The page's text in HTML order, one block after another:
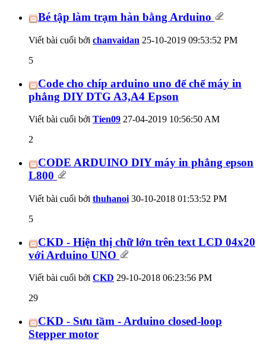
Bé tập làm trạm hàn bằng Arduino
Viết bài cuối bởi chanvaidan 25-10-2019 09:53:52 PM
5
Code cho chíp arduino uno để chế máy in
phẳng DIY DTG A3,A4 Epson
Viết bài cuối bởi Tien09 27-04-2019 10:56:50 AM
2
CODE ARDUINO DIY máy in phẳng epson
L800
Viết bài cuối bởi thuhanoi 30-10-2018 01:53:52 PM
5
CKD - Hiện thị chữ lớn trên text LCD 04x20
với Arduino UNO
Viết bài cuối bởi CKD 29-10-2018 06:23:56 PM
29
CKD - Sưu tầm - Arduino closed-loop
Stepper motor